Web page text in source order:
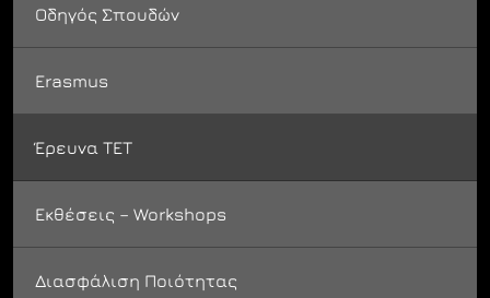
Οδηγός Σπουδών
Εrasmus
Έρευνα ΤΕΤ
Εκθέσεις – Workshops
Διασφάλιση Ποιότητας